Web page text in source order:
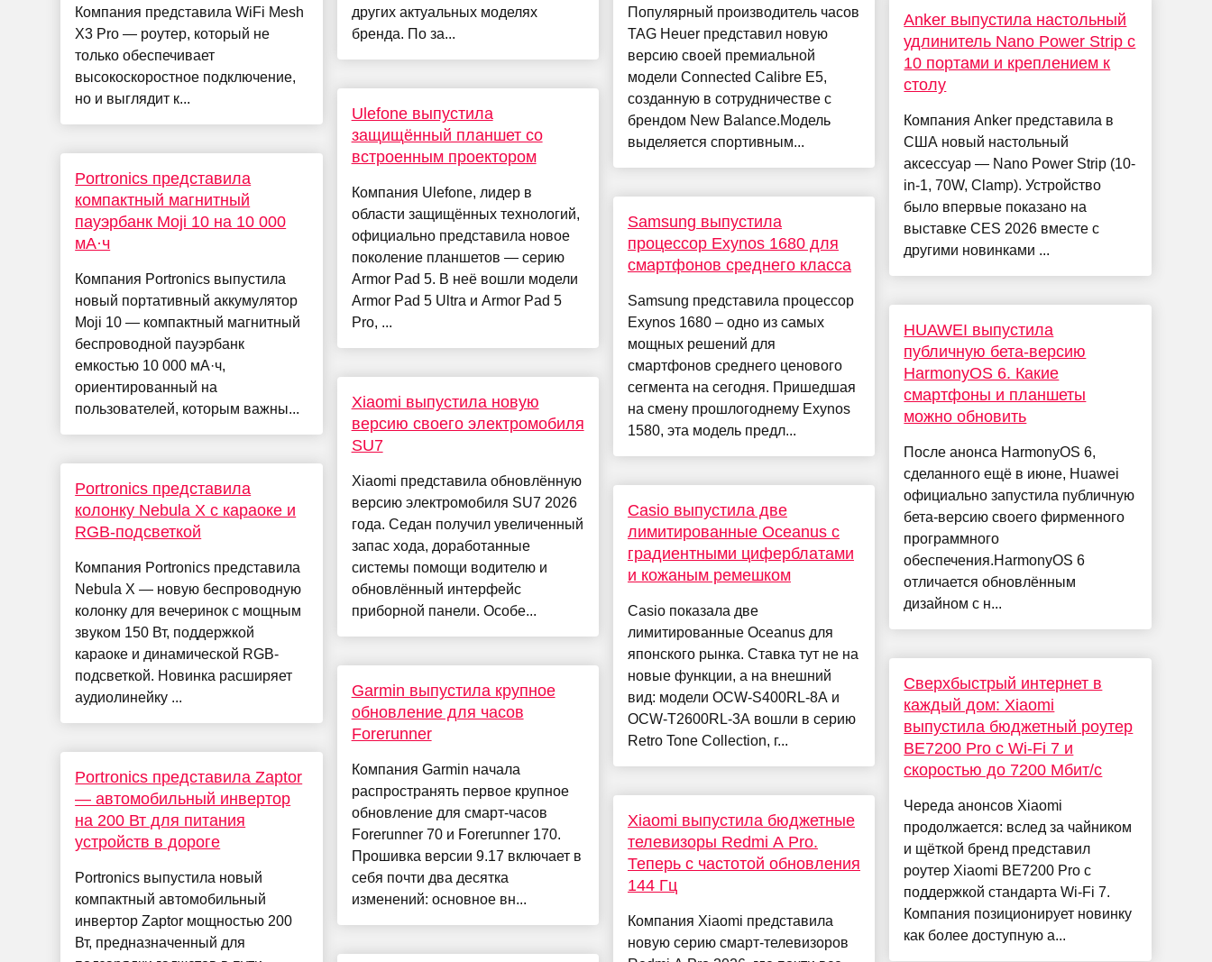
Компания представила WiFi Mesh
X3 Pro — роутер, который не
только обеспечивает
высокоскоростное подключение,
но и выглядит к...
Portronics представила
компактный магнитный
пауэрбанк Moji 10 на 10 000
мА·ч
Компания Portronics выпустила
новый портативный аккумулятор
Moji 10 — компактный магнитный
беспроводной пауэрбанк
емкостью 10 000 мА·ч,
ориентированный на
пользователей, которым важны...
Portronics представила
колонку Nebula X с караоке и
RGB-подсветкой
Компания Portronics представила
Nebula X — новую беспроводную
колонку для вечеринок с мощным
звуком 150 Вт, поддержкой
караоке и динамической RGB-
подсветкой. Новинка расширяет
аудиолинейку ...
Portronics представила Zaptor
— автомобильный инвертор
на 200 Вт для питания
устройств в дороге
Portronics выпустила новый
компактный автомобильный
инвертор Zaptor мощностью 200
Вт, предназначенный для
других актуальных моделях
бренда. По за...
Ulefone выпустила
защищённый планшет со
встроенным проектором
Компания Ulefone, лидер в
области защищённых технологий,
официально представила новое
поколение планшетов — серию
Armor Pad 5. В неё вошли модели
Armor Pad 5 Ultra и Armor Pad 5
Pro, ...
Xiaomi выпустила новую
версию своего электромобиля
SU7
Xiaomi представила обновлённую
версию электромобиля SU7 2026
года. Седан получил увеличенный
запас хода, доработанные
системы помощи водителю и
обновлённый интерфейс
приборной панели. Особе...
Garmin выпустила крупное
обновление для часов
Forerunner
Компания Garmin начала
распространять первое крупное
обновление для смарт-часов
Forerunner 70 и Forerunner 170.
Прошивка версии 9.17 включает в
себя почти два десятка
изменений: основное вн...
Популярный производитель часов
TAG Heuer представил новую
версию своей премиальной
модели Connected Calibre E5,
созданную в сотрудничестве с
брендом New Balance.Модель
выделяется спортивным...
Samsung выпустила
процессор Exynos 1680 для
смартфонов среднего класса
Samsung представила процессор
Exynos 1680 – одно из самых
мощных решений для
смартфонов среднего ценового
сегмента на сегодня. Пришедшая
на смену прошлогоднему Exynos
1580, эта модель предл...
Casio выпустила две
лимитированные Oceanus с
градиентными циферблатами
и кожаным ремешком
Casio показала две
лимитированные Oceanus для
японского рынка. Ставка тут не на
новые функции, а на внешний
вид: модели OCW-S400RL-8A и
OCW-T2600RL-3A вошли в серию
Retro Tone Collection, г...
Xiaomi выпустила бюджетные
телевизоры Redmi A Pro.
Теперь с частотой обновления
144 Гц
Компания Xiaomi представила
новую серию смарт-телевизоров
Anker выпустила настольный
удлинитель Nano Power Strip с
10 портами и креплением к
столу
Компания Anker представила в
США новый настольный
аксессуар — Nano Power Strip (10-
in-1, 70W, Clamp). Устройство
было впервые показано на
выставке CES 2026 вместе с
другими новинками ...
HUAWEI выпустила
публичную бета-версию
HarmonyOS 6. Какие
смартфоны и планшеты
можно обновить
После анонса HarmonyOS 6,
сделанного ещё в июне, Huawei
официально запустила публичную
бета-версию своего фирменного
программного
обеспечения.HarmonyOS 6
отличается обновлённым
дизайном с н...
Сверхбыстрый интернет в
каждый дом: Xiaomi
выпустила бюджетный роутер
BE7200 Pro с Wi-Fi 7 и
скоростью до 7200 Мбит/с
Череда анонсов Xiaomi
продолжается: вслед за чайником
и щёткой бренд представил
роутер Xiaomi BE7200 Pro с
поддержкой стандарта Wi-Fi 7.
Компания позиционирует новинку
как более доступную а...